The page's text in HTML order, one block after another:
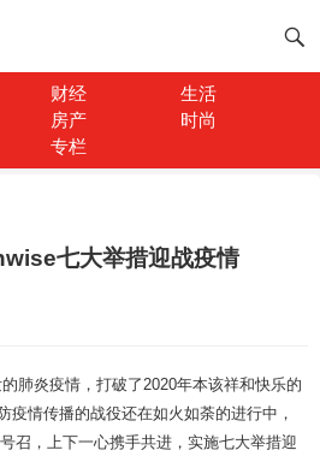
财经
生活
房产
时尚
专栏
七大举措迎战疫情
肺炎疫情，打破了2020年本该祥和快乐的
疫情传播的战役还在如火如荼的进行中，
召，上下一心携手共进，实施七大举措迎